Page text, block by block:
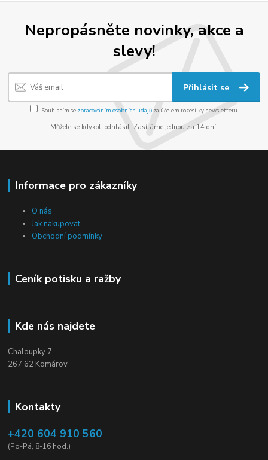
Nepropásněte novinky, akce a
slevy!
Přihlásit se
Souhlasím se zpracováním osobních údajůza účelem rozesílky newsletteru.
Můžete se kdykoli odhlásit. Zasíláme jednou za 14 dní.
Informace pro zákazníky
O nás
Jak nakupovat
Obchodní podmínky
Ceník potisku a ražby
Kde nás najdete
Chaloupky 7
267 62 Komárov
Kontakty
+420 604 910 560
(Po-Pá, 8-16 hod.)